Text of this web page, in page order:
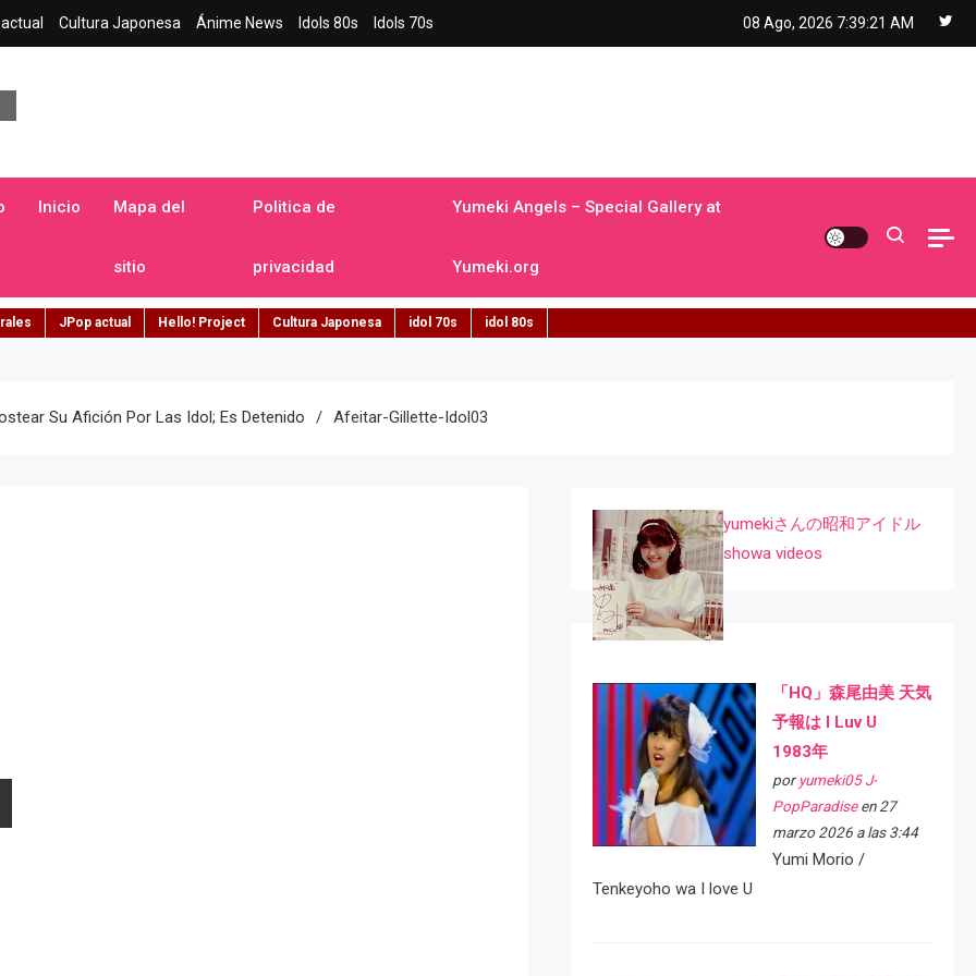
Cultura Japonesa Ánime News Idols 80s Idols 70s 08 Ago, 2026 7:39:22 AM
Inicio Mapa del
sitio
Politica de
privacidad
Yumeki Angels – Special Gallery at
Yumeki.org
JPop actual Hello! Project Cultura Japonesa idol 70s idol 80s
Su Afición Por Las Idol; Es Detenido Afeitar-Gillette-Idol03
yumekiさんの昭和アイドル
showa videos
「HQ」森尾由美 天気
予報は I Luv U
1983年
por yumeki05 J-
PopParadiseen 27
marzo 2026 a las 3:44
Yumi Morio /
Tenkeyoho wa I love U